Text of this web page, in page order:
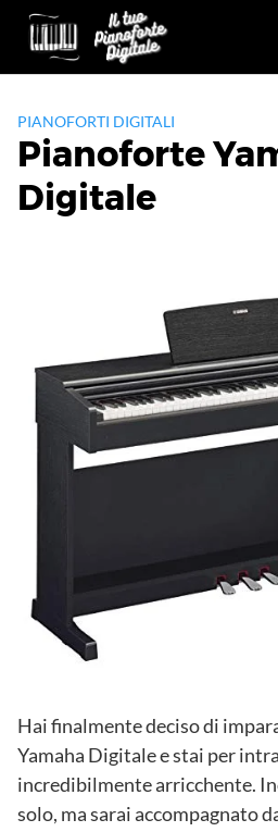
Skip
content
PIANOFORTI DIGITALI
Pianoforte
Digitale
Hai finalmente deciso di
Yamaha Digitale e stai per
incredibilmente arricchente.
solo, ma sarai accompagnato